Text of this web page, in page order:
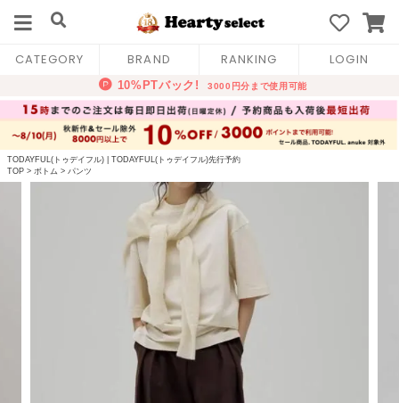
CATEGORY BRAND RANKING LOGIN
TODAYFUL(トゥデイフル)
TODAYFUL(トゥデイフル)先行予約
TOP > ボトム > パンツ